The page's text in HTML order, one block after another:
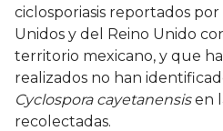
ciclosporiasis reportados
Unidos y del Reino Unido
territorio mexicano, y que
realizados no han
Cyclospora cayetanensisen
recolectadas.